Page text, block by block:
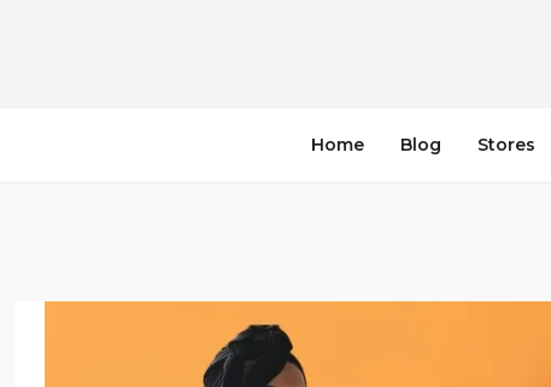
Home Blog Stores